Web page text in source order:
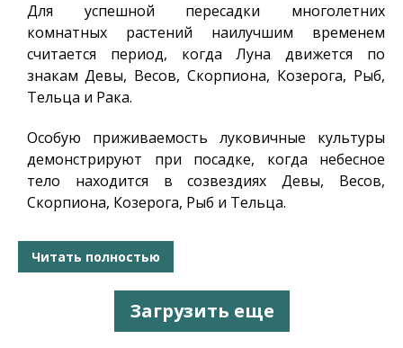
Для успешной пересадки многолетних
комнатных растений наилучшим временем
считается период, когда Луна движется по
знакам Девы, Весов, Скорпиона, Козерога, Рыб,
Тельца и Рака.
Особую приживаемость луковичные культуры
демонстрируют при посадке, когда небесное
тело находится в созвездиях Девы, Весов,
Скорпиона, Козерога, Рыб и Тельца.
Читать полностью
Загрузить еще